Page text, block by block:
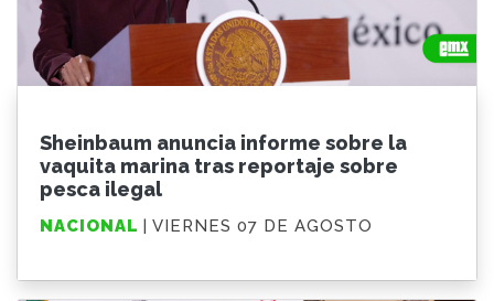
Sheinbaum anuncia informe sobre la
vaquita marina tras reportaje sobre
pesca ilegal
NACIONAL | VIERNES 07 DE AGOSTO